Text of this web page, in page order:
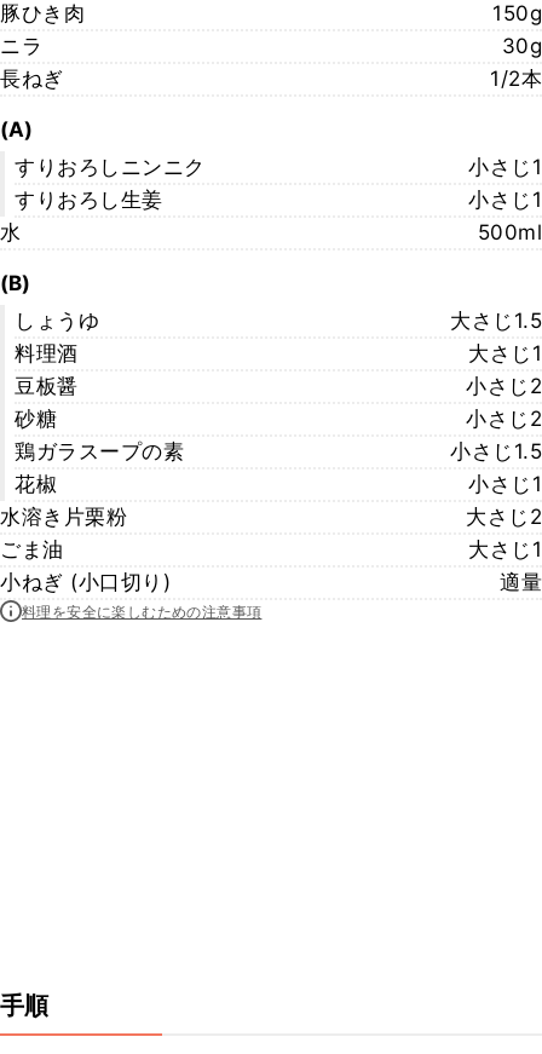
豚ひき肉
150g
ニラ
30g
長ねぎ
1/2本
(A)
すりおろしニンニク
小さじ1
すりおろし生姜
小さじ1
水
500ml
(B)
しょうゆ
大さじ1.5
料理酒
大さじ1
豆板醤
小さじ2
砂糖
小さじ2
鶏ガラスープの素
小さじ1.5
花椒
小さじ1
水溶き片栗粉
大さじ2
ごま油
大さじ1
小ねぎ (小口切り)
適量
料理を安全に楽しむための注意事項
手順